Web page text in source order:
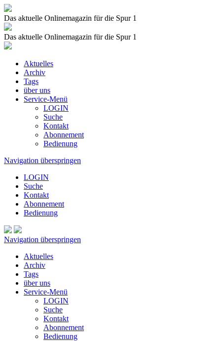
Das aktuelle Onlinemagazin für die Spur 1
Das aktuelle Onlinemagazin für die Spur 1
Aktuelles
Archiv
Tags
über uns
Service-Menü
LOGIN
Suche
Kontakt
Abonnement
Bedienung
Navigation überspringen
LOGIN
Suche
Kontakt
Abonnement
Bedienung
Navigation überspringen
Aktuelles
Archiv
Tags
über uns
Service-Menü
LOGIN
Suche
Kontakt
Abonnement
Bedienung